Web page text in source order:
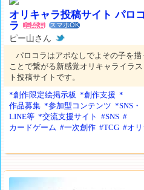
オリキャラ投稿サイト パロコ
ラ
スマホOK
ピー山さん
パロコラはアポなしでよその子を描
ことで繋がる新感覚オリキャライラス
ト投稿サイトです。
*創作限定絵掲示板 *創作支援 *
作品募集 *参加型コンテンツ *SNS・
LINE等 *交流支援サイト #SNS #
カードゲーム #一次創作 #TCG #オ